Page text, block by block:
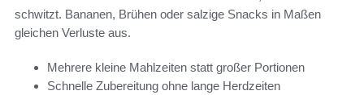
schwitzt. Bananen, Brühen oder salzige Snacks in Maßen
gleichen Verluste aus.
Mehrere kleine Mahlzeiten statt großer Portionen
Schnelle Zubereitung ohne lange Herdzeiten